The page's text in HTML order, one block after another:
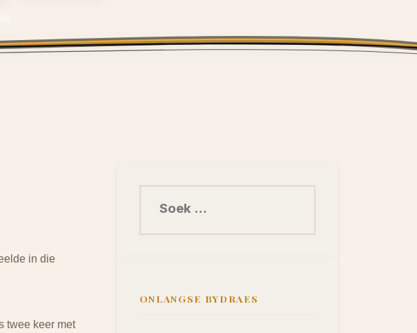
in die
twee keer met
ONLANGSE BYDRAES